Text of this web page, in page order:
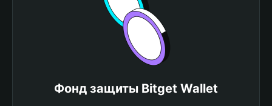
Фонд защиты Bitget Wallet